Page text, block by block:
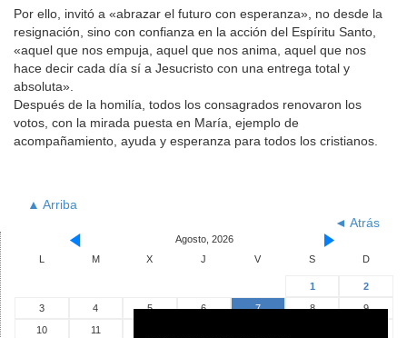
Por ello, invitó a «abrazar el futuro con esperanza», no desde la
resignación, sino con confianza en la acción del Espíritu Santo,
«aquel que nos empuja, aquel que nos anima, aquel que nos
hace decir cada día sí a Jesucristo con una entrega total y
absoluta».
Después de la homilía, todos los consagrados renovaron los
votos, con la mirada puesta en María, ejemplo de
acompañamiento, ayuda y esperanza para todos los cristianos.
▲ Arriba
◄ Atrás
Agosto, 2026
L
M X J V S D
1
2
3
4 5 6 7 8
9
10
11